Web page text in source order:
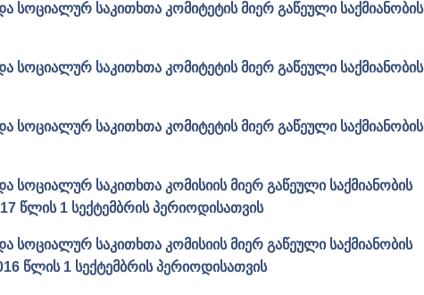
სოციალურ საკითხთა კომიტეტის მიერ გაწეული საქმიანობის
სოციალურ საკითხთა კომიტეტის მიერ გაწეული საქმიანობის
სოციალურ საკითხთა კომიტეტის მიერ გაწეული საქმიანობის
სოციალურ საკითხთა კომისიის მიერ გაწეული საქმიანობის
წლის 1 სექტემბრის პერიოდისათვის
სოციალურ საკითხთა კომისიის მიერ გაწეული საქმიანობის
წლის 1 სექტემბრის პერიოდისათვის